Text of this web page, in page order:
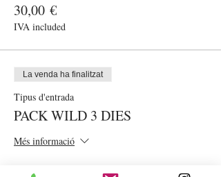
30,00 €
IVA included
La venda ha finalitzat
Tipus d'entrada
PACK WILD 3 DIES
Més informació